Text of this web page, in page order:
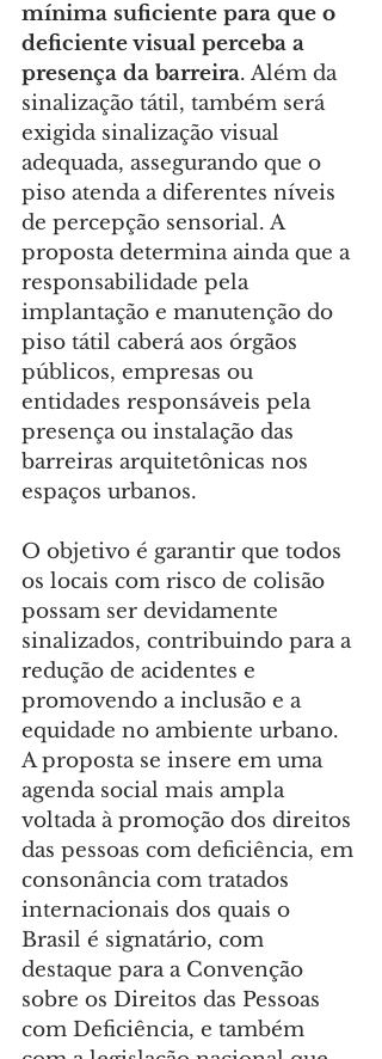
mínima suficiente para que o
deficiente visual perceba a
presença da barreira. Além da
sinalização tátil, também será
exigida sinalização visual
adequada, assegurando que o
piso atenda a diferentes níveis
de percepção sensorial. A
proposta determina ainda que a
responsabilidade pela
implantação e manutenção do
piso tátil caberá aos órgãos
públicos, empresas ou
entidades responsáveis pela
presença ou instalação das
barreiras arquitetônicas nos
espaços urbanos.
O objetivo é garantir que todos
os locais com risco de colisão
possam ser devidamente
sinalizados, contribuindo para a
redução de acidentes e
promovendo a inclusão e a
equidade no ambiente urbano.
A proposta se insere em uma
agenda social mais ampla
voltada à promoção dos direitos
das pessoas com deficiência, em
consonância com tratados
internacionais dos quais o
Brasil é signatário, com
destaque para a Convenção
sobre os Direitos das Pessoas
com Deficiência, e também